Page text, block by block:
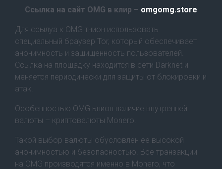
Ссылка на сайт OMG в клир – omgomg.store
Для ссылуа к OMG тнион использовать
специальный браузер Tor, который обеспечивает
анонимность и защищенность пользователей.
Ссылка на площадку находится в сети Darknet и
меняется периодически для защиты от блокировки и
атак.
Особенностью OMG ьнион наличие внутренней
валюты – криптовалюты Monero.
Такой выбор валюты обусловлен ее высокой
анонимностью и безопасностью. Все транзакции
на OMG производятся именно в Monero, что